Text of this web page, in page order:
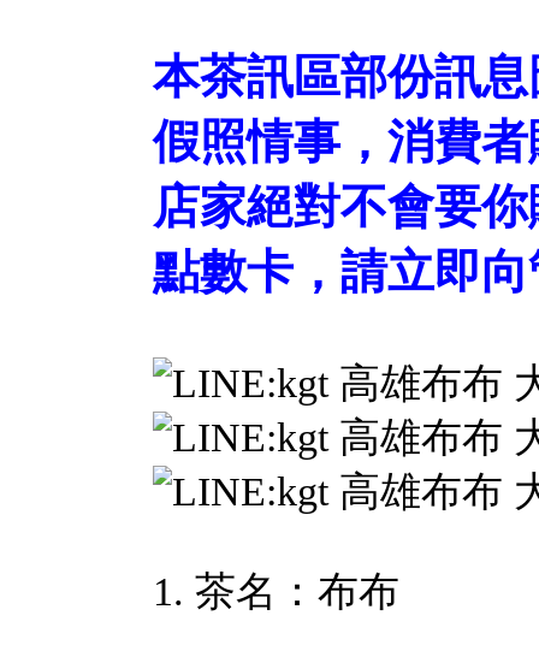
本茶訊區部份訊
假照情事，消費
店家絕對不會要
點數卡，請立即
1. 茶名：布布